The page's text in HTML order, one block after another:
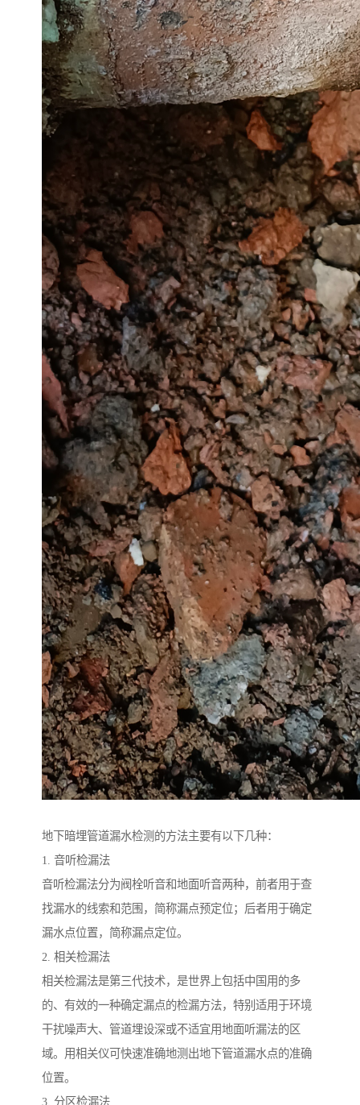
地下暗埋管道漏水检测的方法主要有以下几种：
1. 音听检漏法
音听检漏法分为阀栓听音和地面听音两种，前者用于查
找漏水的线索和范围，简称漏点预定位；后者用于确定
漏水点位置，简称漏点定位。
2. 相关检漏法
相关检漏法是第三代技术，是世界上包括中国用的多
的、有效的一种确定漏点的检漏方法，特别适用于环境
干扰噪声大、管道埋设深或不适宜用地面听漏法的区
域。用相关仪可快速准确地测出地下管道漏水点的准确
位置。
3. 分区检漏法